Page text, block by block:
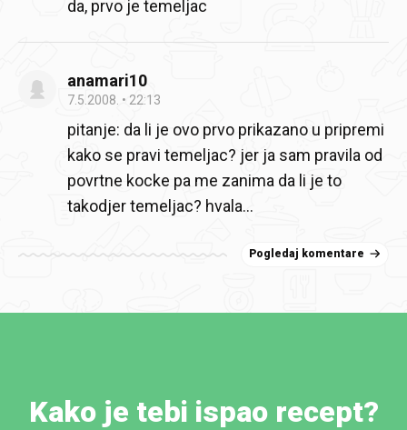
da, prvo je temeljac
anamari10
7.5.2008. 22:13
pitanje: da li je ovo prvo prikazano u pripremi
kako se pravi temeljac? jer ja sam pravila od
povrtne kocke pa me zanima da li je to
takodjer temeljac? hvala…
Pogledaj komentare
Kako je tebi ispao recept?